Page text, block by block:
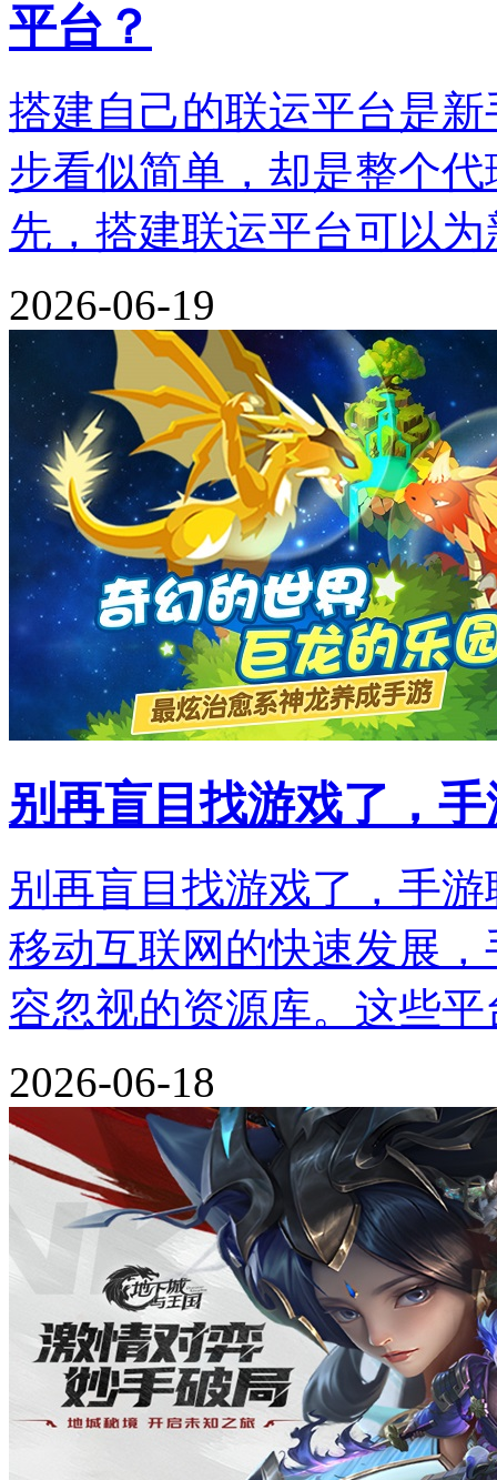
平台？
搭建自己的联运平台是
步看似简单，却是整个
先，搭建联运平台可以
2026-06-19
别再盲目找游戏了，
别再盲目找游戏了，手
移动互联网的快速发展
容忽视的资源库。这些
2026-06-18